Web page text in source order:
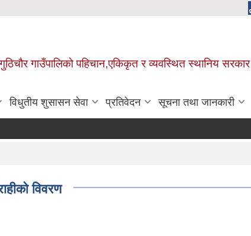
गाउँपालिको पहिचान,एकिकृत र व्यवस्थित स्थानिय
विधुतीय शुसासन सेवा प्रतिवेदन सूचना तथा जानकारी
विवरण